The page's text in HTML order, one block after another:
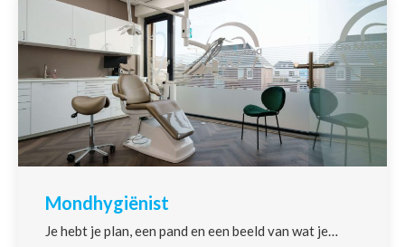
Mondhygiënist
Je hebt je plan, een pand en een beeld van wat je…